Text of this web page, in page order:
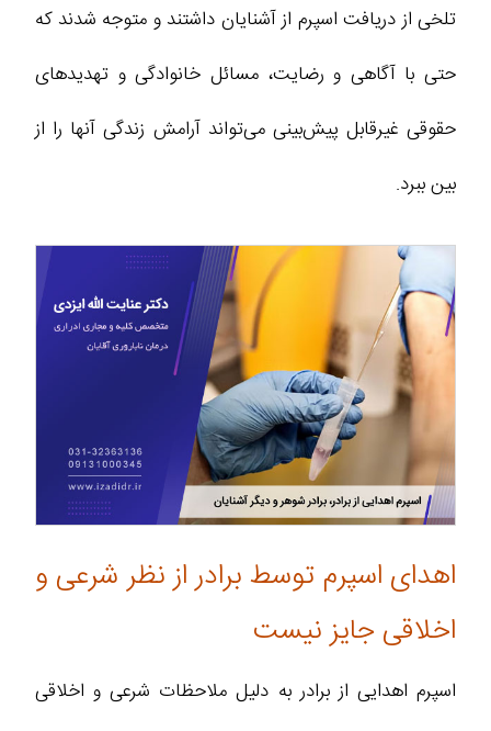
تلخی از دریافت اسپرم از آشنایان داشتند و متوجه شدند که
حتی با آگاهی و رضایت، مسائل خانوادگی و تهدیدهای
حقوقی غیرقابل پیش‌بینی می‌تواند آرامش زندگی آنها را از
بین ببرد.
اهدای اسپرم توسط برادر از نظر شرعی و
اخلاقی جایز نیست
اسپرم اهدایی از برادر به دلیل ملاحظات شرعی و اخلاقی